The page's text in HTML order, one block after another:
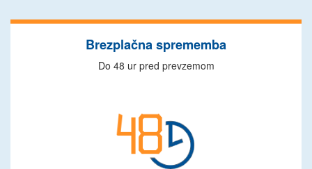
Brezplačna sprememba
Do 48 ur pred prevzemom